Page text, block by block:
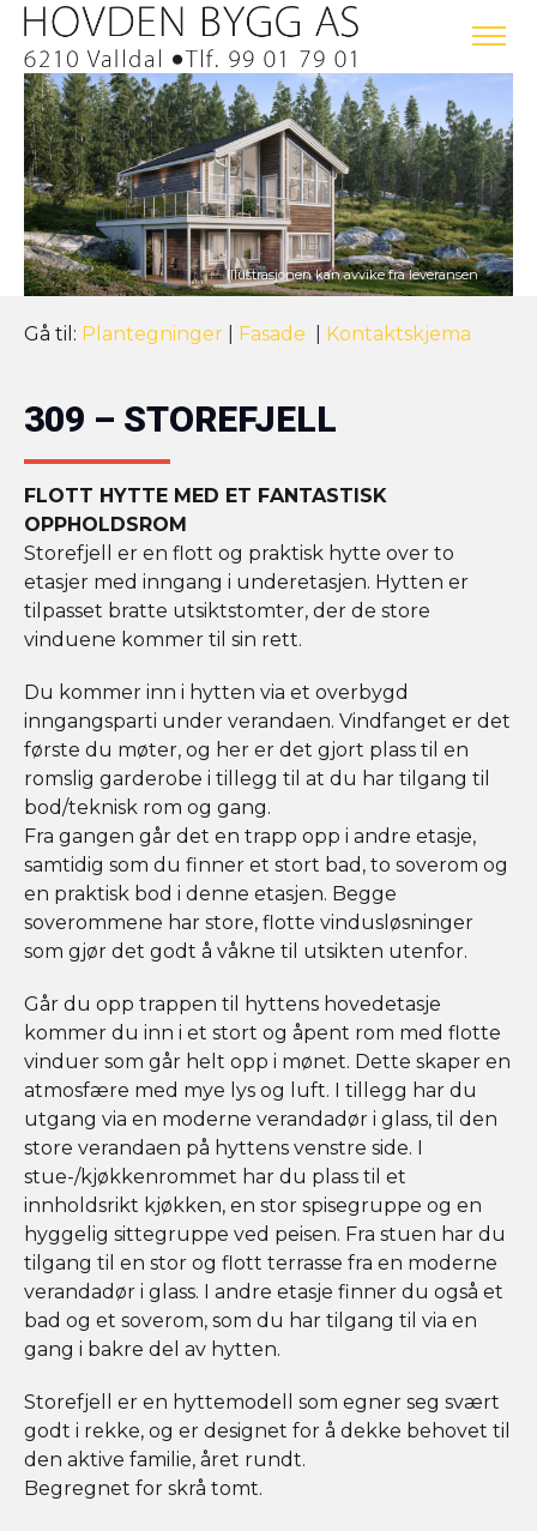
Gå til: Plantegninger Fasade Kontaktskjema
309 – STOREFJELL
FLOTT HYTTE MED ET FANTASTISK
OPPHOLDSROM
Storefjell er en flott og praktisk hytte over to
etasjer med inngang i underetasjen. Hytten er
tilpasset bratte utsiktstomter, der de store
vinduene kommer til sin rett.
Du kommer inn i hytten via et overbygd
inngangsparti under verandaen. Vindfanget er det
første du møter, og her er det gjort plass til en
romslig garderobe i tillegg til at du har tilgang til
bod/teknisk rom og gang.
Fra gangen går det en trapp opp i andre etasje,
samtidig som du finner et stort bad, to soverom og
en praktisk bod i denne etasjen. Begge
soverommene har store, flotte vindusløsninger
som gjør det godt å våkne til utsikten utenfor.
Går du opp trappen til hyttens hovedetasje
kommer du inn i et stort og åpent rom med flotte
vinduer som går helt opp i mønet. Dette skaper en
atmosfære med mye lys og luft. I tillegg har du
utgang via en moderne verandadør i glass, til den
store verandaen på hyttens venstre side. I
stue-/kjøkkenrommet har du plass til et
innholdsrikt kjøkken, en stor spisegruppe og en
hyggelig sittegruppe ved peisen. Fra stuen har du
tilgang til en stor og flott terrasse fra en moderne
verandadør i glass. I andre etasje finner du også et
bad og et soverom, som du har tilgang til via en
gang i bakre del av hytten.
Storefjell er en hyttemodell som egner seg svært
godt i rekke, og er designet for å dekke behovet til
den aktive familie, året rundt.
Begregnet for skrå tomt.